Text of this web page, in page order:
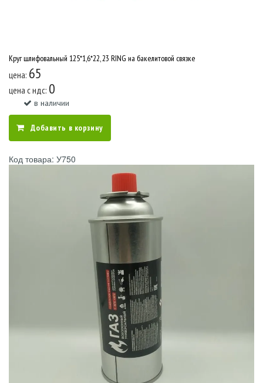
Круг шлифовальный 125*1,6*22, 23 RING на бакелитовой связке
цена: 65
цена c ндс: 0
в наличии
Добавить в корзину
Код товара: У750